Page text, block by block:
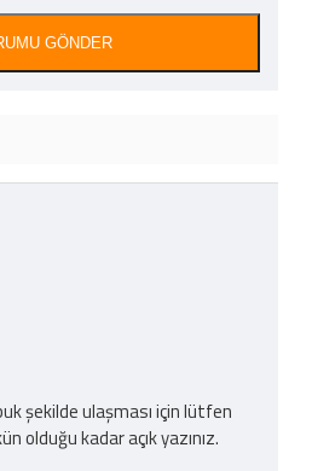
GÖNDER
şekilde ulaşması için lütfen
olduğu kadar açık yazınız.